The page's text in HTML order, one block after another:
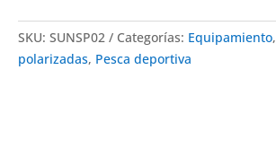
SKU: SUNSP02 Categorías: Equipamiento,
polarizadas, Pesca deportiva